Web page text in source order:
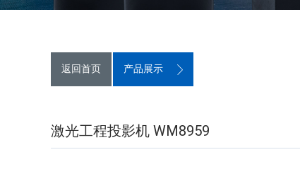
返回首页 产品展示
激光工程投影机 WM8959